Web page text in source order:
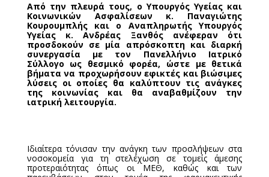
Από την πλευρά τους, ο Υπουργός Υγείας και
Κοινωνικών Ασφαλίσεων κ. Παναγιώτης
Κουρουμπλής και ο Αναπληρωτής Υπουργός
Υγείας κ. Ανδρέας Ξανθός ανέφεραν ότι
προσδοκούν σε μία απρόσκοπτη και διαρκή
συνεργασία με τον Πανελλήνιο Ιατρικό
Σύλλογο ως θεσμικό φορέα, ώστε με θετικά
βήματα να προχωρήσουν εφικτές και βιώσιμες
λύσεις οι οποίες θα καλύπτουν τις ανάγκες
της κοινωνίας και θα αναβαθμίζουν την
ιατρική λειτουργία.
Ιδιαίτερα τόνισαν την ανάγκη των προσλήψεων στα
νοσοκομεία για τη στελέχωση σε τομείς άμεσης
προτεραιότητας όπως οι ΜΕΘ, καθώς και των